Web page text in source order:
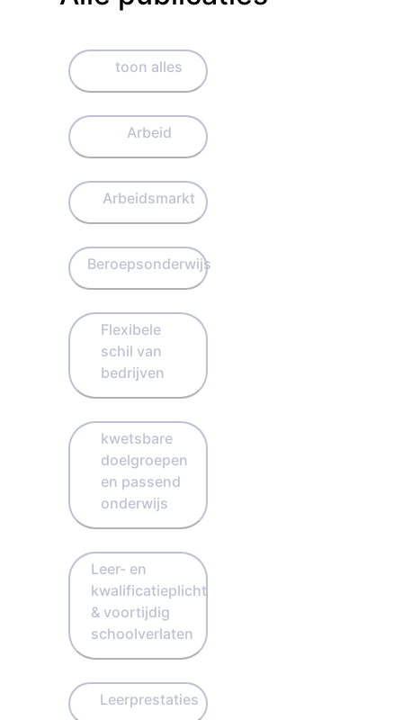
toon alles
Arbeid
Arbeidsmarkt
Beroepsonderwijs
Flexibele
schil van
bedrijven
kwetsbare
doelgroepen
en passend
onderwijs
Leer- en
kwalificatieplicht
& voortijdig
schoolverlaten
Leerprestaties